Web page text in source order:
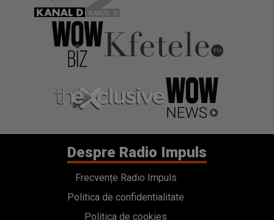
Despre Radio Impuls
Frecvențe Radio Impuls
Politica de confidentialitate
Politica de cookies